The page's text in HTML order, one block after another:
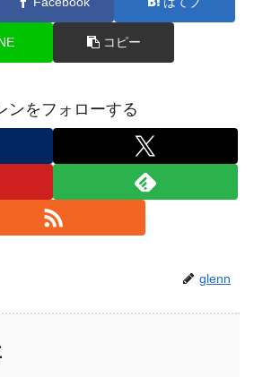
コピー
ンをフォローする
glenn